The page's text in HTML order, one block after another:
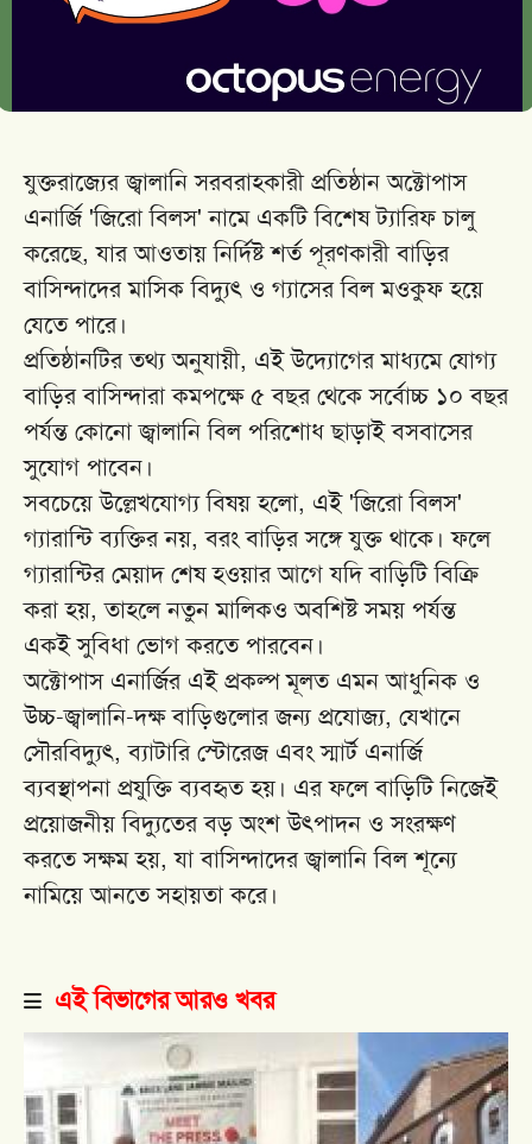
যুক্তরাজ্যের জ্বালানি সরবরাহকারী প্রতিষ্ঠান অক্টোপাস
এনার্জি 'জিরো বিলস' নামে একটি বিশেষ ট্যারিফ চালু
করেছে, যার আওতায় নির্দিষ্ট শর্ত পূরণকারী বাড়ির
বাসিন্দাদের মাসিক বিদ্যুৎ ও গ্যাসের বিল মওকুফ হয়ে
যেতে পারে।
প্রতিষ্ঠানটির তথ্য অনুযায়ী, এই উদ্যোগের মাধ্যমে যোগ্য
বাড়ির বাসিন্দারা কমপক্ষে ৫ বছর থেকে সর্বোচ্চ ১০ বছর
পর্যন্ত কোনো জ্বালানি বিল পরিশোধ ছাড়াই বসবাসের
সুযোগ পাবেন।
সবচেয়ে উল্লেখযোগ্য বিষয় হলো, এই 'জিরো বিলস'
গ্যারান্টি ব্যক্তির নয়, বরং বাড়ির সঙ্গে যুক্ত থাকে। ফলে
গ্যারান্টির মেয়াদ শেষ হওয়ার আগে যদি বাড়িটি বিক্রি
করা হয়, তাহলে নতুন মালিকও অবশিষ্ট সময় পর্যন্ত
একই সুবিধা ভোগ করতে পারবেন।
অক্টোপাস এনার্জির এই প্রকল্প মূলত এমন আধুনিক ও
উচ্চ-জ্বালানি-দক্ষ বাড়িগুলোর জন্য প্রযোজ্য, যেখানে
সৌরবিদ্যুৎ, ব্যাটারি স্টোরেজ এবং স্মার্ট এনার্জি
ব্যবস্থাপনা প্রযুক্তি ব্যবহৃত হয়। এর ফলে বাড়িটি নিজেই
প্রয়োজনীয় বিদ্যুতের বড় অংশ উৎপাদন ও সংরক্ষণ
করতে সক্ষম হয়, যা বাসিন্দাদের জ্বালানি বিল শূন্যে
নামিয়ে আনতে সহায়তা করে।
এই বিভাগের আরও খবর